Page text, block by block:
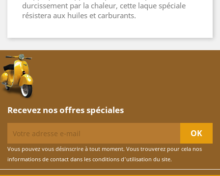
durcissement par la chaleur, cette laque spéciale
résistera aux huiles et carburants.
Recevez nos offres spéciales
Vous pouvez vous désinscrire à tout moment. Vous trouverez pour cela nos
informations de contact dans les conditions d'utilisation du site.